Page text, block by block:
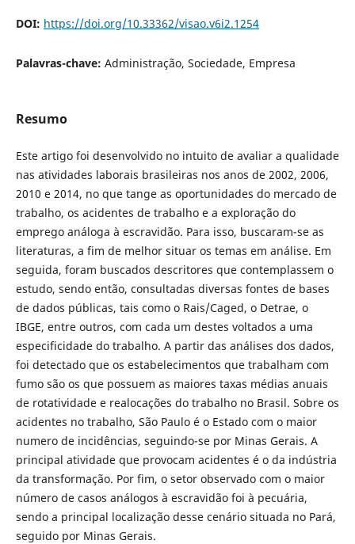
DOI: https://doi.org/10.33362/visao.v6i2.1254
Palavras-chave: Administração, Sociedade, Empresa
Resumo
Este artigo foi desenvolvido no intuito de avaliar a qualidade
nas atividades laborais brasileiras nos anos de 2002, 2006,
2010 e 2014, no que tange as oportunidades do mercado de
trabalho, os acidentes de trabalho e a exploração do
emprego análoga à escravidão. Para isso, buscaram-se as
literaturas, a fim de melhor situar os temas em análise. Em
seguida, foram buscados descritores que contemplassem o
estudo, sendo então, consultadas diversas fontes de bases
de dados públicas, tais como o Rais/Caged, o Detrae, o
IBGE, entre outros, com cada um destes voltados a uma
especificidade do trabalho. A partir das análises dos dados,
foi detectado que os estabelecimentos que trabalham com
fumo são os que possuem as maiores taxas médias anuais
de rotatividade e realocações do trabalho no Brasil. Sobre os
acidentes no trabalho, São Paulo é o Estado com o maior
numero de incidências, seguindo-se por Minas Gerais. A
principal atividade que provocam acidentes é o da indústria
da transformação. Por fim, o setor observado com o maior
número de casos análogos à escravidão foi à pecuária,
sendo a principal localização desse cenário situada no Pará,
seguido por Minas Gerais.